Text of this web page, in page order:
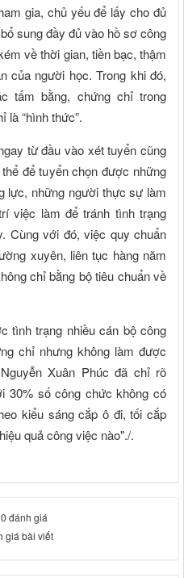
gia, chủ yếu để lấy cho đủ
sung đầy đủ vào hồ sơ công
về thời gian, tiền bạc, thậm
của người học. Trong khi đó,
tấm bằng, chứng chỉ trong
là “hình thức”.
từ đầu vào xét tuyển cũng
để tuyển chọn được những
lực, những người thực sự làm
việc làm để tránh tình trạng
Cùng với đó, việc quy chuẩn
xuyên, liên tục hàng năm
chỉ bằng bộ tiêu chuẩn về
tình trạng nhiều cán bộ công
chỉ nhưng không làm được
Xuân Phúc đã chỉ rõ
30% số công chức không có
kiểu sáng cắp ô đi, tối cắp
quả công việc nào"./.
đánh giá
giá bài viết